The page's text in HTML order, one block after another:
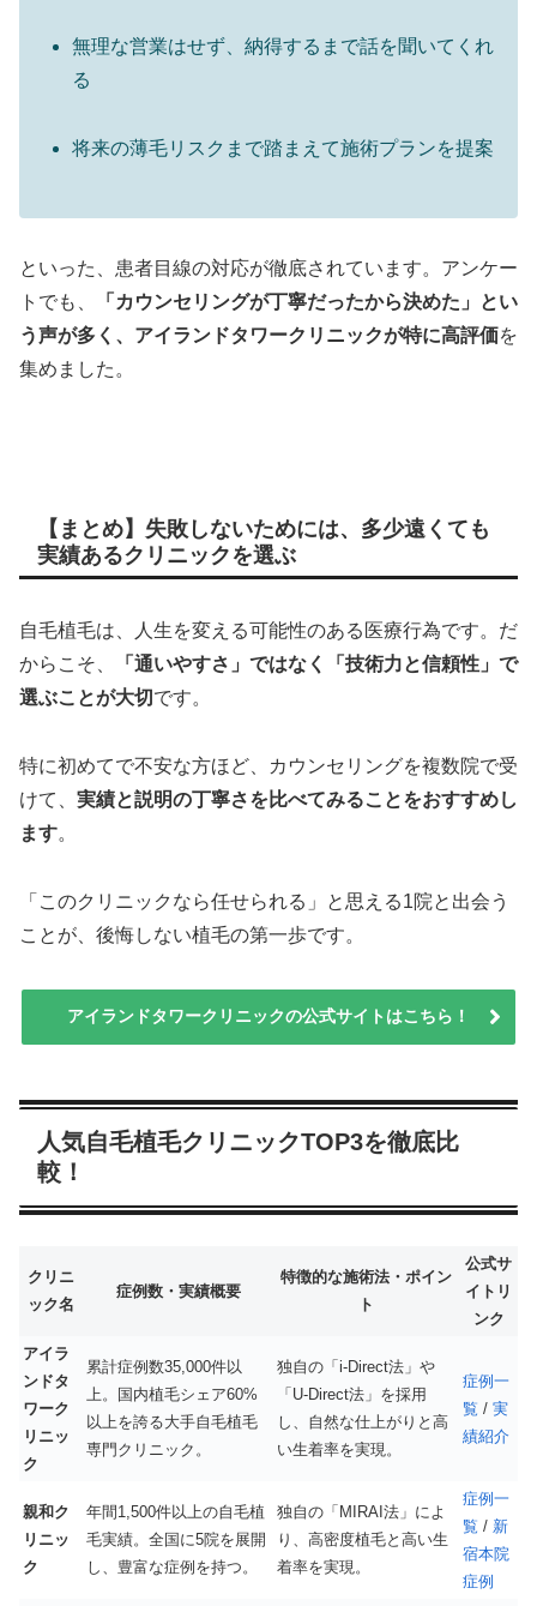
無理な営業はせず、納得するまで話を聞いてくれ
る
将来の薄毛リスクまで踏まえて施術プランを提案
といった、患者目線の対応が徹底されています。アンケー
トでも、
「カウンセリングが丁寧だったから決めた」とい
う声が多く、アイランドタワークリニックが特に高評価を
集めました。
【まとめ】失敗しないためには、多少遠くても
実績あるクリニックを選ぶ
自毛植毛は、人生を変える可能性のある医療行為です。だ
からこそ、
「通いやすさ」ではなく「技術力と信頼性」で
選ぶことが大切 です。
特に初めてで不安な方ほど、カウンセリングを複数院で受
けて、 実績と説明の丁寧さを比べてみることをおすすめし
ます。
「このクリニックなら任せられる」と思える1院と出会う
ことが、後悔しない植毛の第一歩です。
アイランドタワークリニックの公式サイトはこちら！
人気自毛植毛クリニックTOP3を徹底比
較！
クリニ
ック名
症例数・実績概要
特徴的な施術法・ポイン
ト
公式サ
イトリ
ンク
アイラ
ンドタ
ワーク
リニッ
ク
累計症例数35,000件以
上。国内植毛シェア60%
以上を誇る大手自毛植毛
専門クリニック。
独自の「i-Direct法」や
「U-Direct法」を採用
し、自然な仕上がりと高
い生着率を実現。
症例一
覧 / 実
績紹介
親和ク
リニッ
ク
年間1,500件以上の自毛植
毛実績。全国に5院を展開
し、豊富な症例を持つ。
独自の「MIRAI法」によ
り、高密度植毛と高い生
着率を実現。
症例一
覧 / 新
宿本院
症例